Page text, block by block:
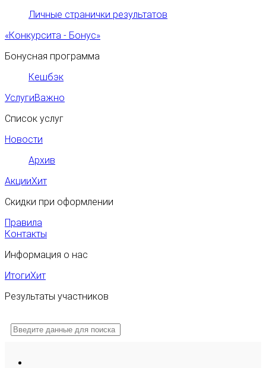
Личные странички результатов
«Конкурсита - Бонус»
Бонусная программа
Кешбэк
УслугиВажно
Список услуг
Новости
Архив
АкцииХит
Скидки при оформлении
Правила
Контакты
Информация о нас
ИтогиХит
Результаты участников